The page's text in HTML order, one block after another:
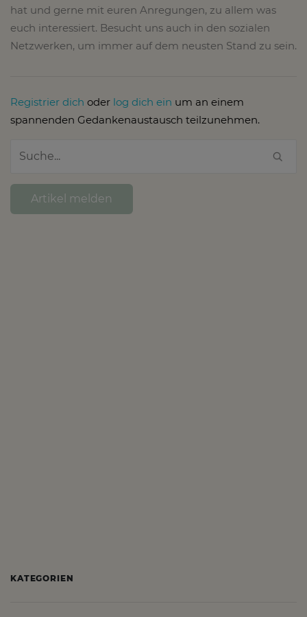
hat und gerne mit euren Anregungen, zu allem was
euch interessiert. Besucht uns auch in den sozialen
Netzwerken, um immer auf dem neusten Stand zu sein.
Registrier dich oder log dich ein um an einem
spannenden Gedankenaustausch teilzunehmen.
Artikel melden
KATEGORIEN